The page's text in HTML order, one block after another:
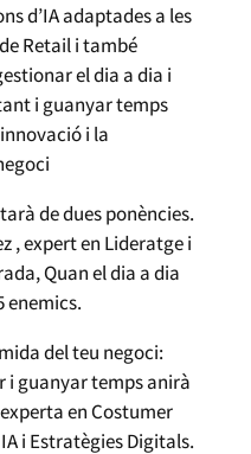
d’IA adaptades a les
Retail i també
el dia a dia i
i guanyar temps
i la
de dues ponències.
, expert en Lideratge i
Quan el dia a dia
enemics.
del teu negoci:
i guanyar temps anirà
en Costumer
i Estratègies Digitals.